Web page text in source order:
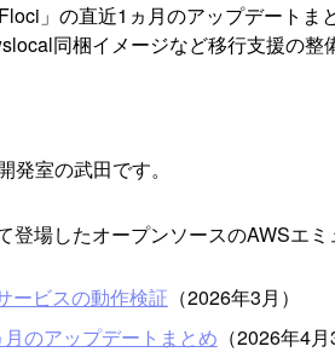
」の直近1ヵ月のアップデート
同梱イメージなど移行支援の整
発室の武田です。
登場したオープンソースのAWSエ
ービスの動作検証 （2026年3月）
のアップデートまとめ （2026年4